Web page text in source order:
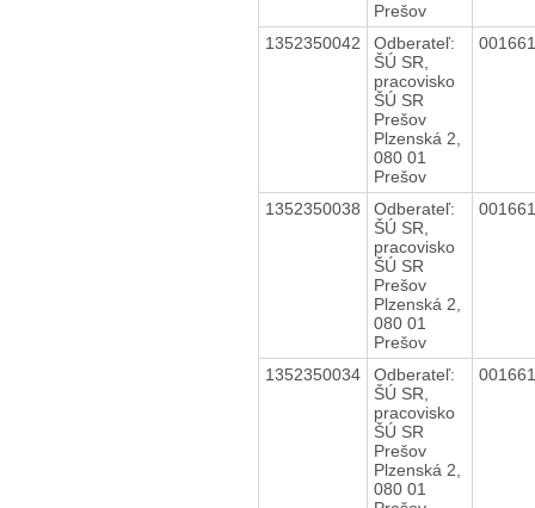
Prešov
1352350042
Odberateľ:
ŠÚ SR,
pracovisko
ŠÚ SR
Prešov
Plzenská 2,
080 01
Prešov
1352350038
Odberateľ:
ŠÚ SR,
pracovisko
ŠÚ SR
Prešov
Plzenská 2,
080 01
Prešov
1352350034
Odberateľ:
ŠÚ SR,
pracovisko
ŠÚ SR
Prešov
Plzenská 2,
080 01